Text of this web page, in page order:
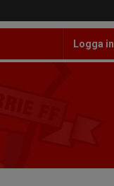
Logga in